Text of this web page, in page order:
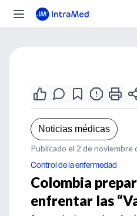
Noticias médicas
Publicado el 2 de noviembre
Control de la enfermedad
Colombia
enfrentar las